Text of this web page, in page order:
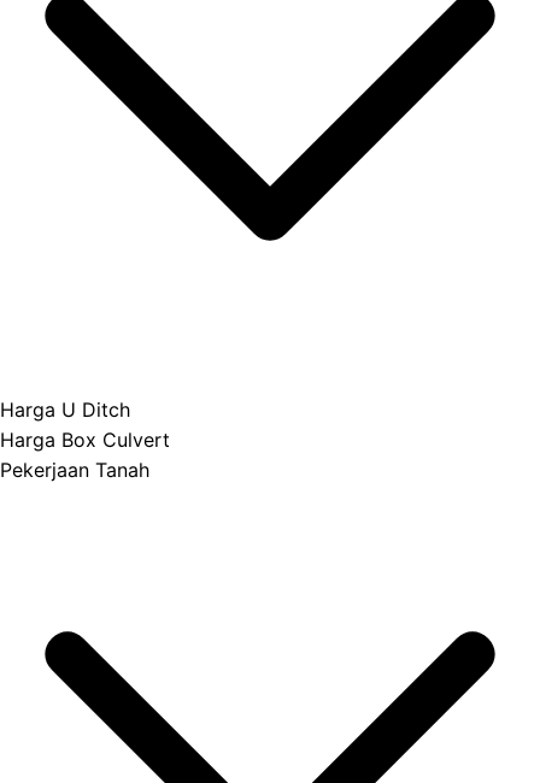
Harga U Ditch
Harga Box Culvert
Pekerjaan Tanah